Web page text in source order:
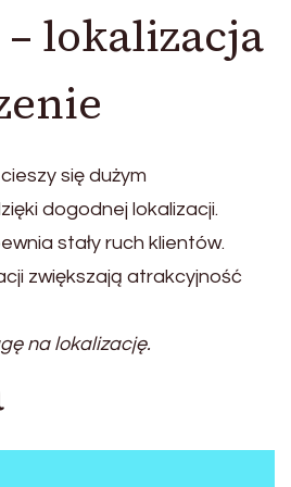
lokalizacja
się dużym
dogodnej lokalizacji.
stały ruch klientów.
zwiększają atrakcyjność
na lokalizację.